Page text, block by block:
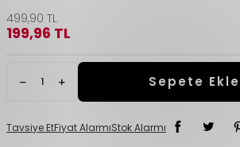
499,90 TL
199,96 TL
Sepete Ekle
Tavsiye EtFiyat AlarmıStok Alarmı